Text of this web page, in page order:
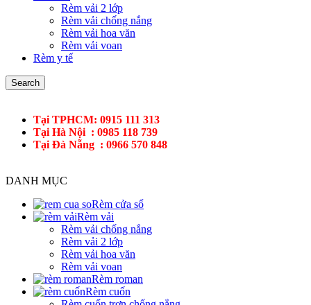
Rèm vải 2 lớp
Rèm vải chống nắng
Rèm vải hoa văn
Rèm vải voan
Rèm y tế
Search
Tại TPHCM: 0915 111 313
Tại Hà Nội : 0985 118 739
Tại Đà Nẵng : 0966 570 848
DANH MỤC
Rèm cửa sổ
Rèm vải
Rèm vải chống nắng
Rèm vải 2 lớp
Rèm vải hoa văn
Rèm vải voan
Rèm roman
Rèm cuốn